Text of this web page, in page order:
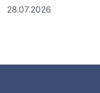
28.07.2026